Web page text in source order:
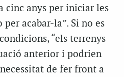
cinc anys per iniciar les
acabar-la”. Si no es
“els terrenys
anterior i podrien
de fer front a